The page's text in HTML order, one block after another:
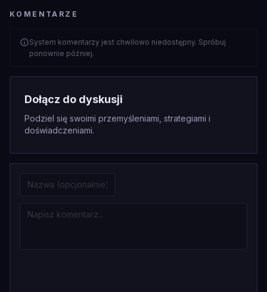
KOMENTARZE
System komentarzy jest chwilowo niedostępny. Spróbuj
ponownie później.
Dołącz do dyskusji
Podziel się swoimi przemyśleniami, strategiami i
doświadczeniami.